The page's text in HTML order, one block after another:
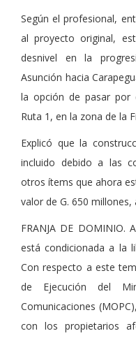
Según el profesional,
al proyecto original,
desnivel en la
Asunción hacia
la opción de pasar por
Ruta 1, en la zona de la
Explicó que la
incluido debido a las
otros ítems que ahora
valor de G. 650 millones,
FRANJA DE DOMINIO.
está condicionada a la
Con respecto a este
de Ejecución del
Comunicaciones
con los propietarios